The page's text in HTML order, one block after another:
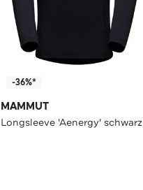
-36%*
MAMMUT
Longsleeve 'Aenergy' schwarz